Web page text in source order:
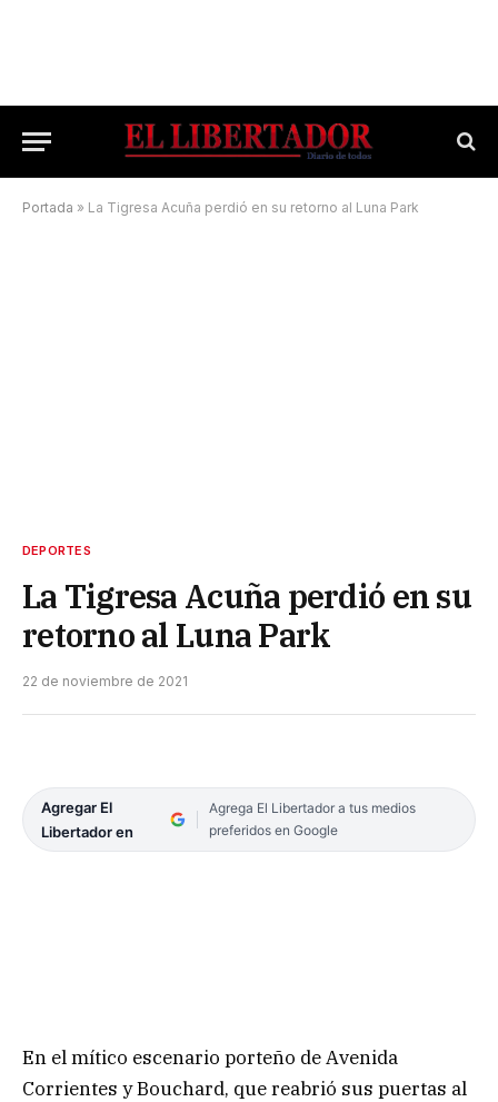
Portada » La Tigresa Acuña perdió en su retorno al Luna Park
DEPORTES
La Tigresa Acuña perdió en su
retorno al Luna Park
22 de noviembre de 2021
Agregar El
Libertador en
Agrega El Libertador a tus medios
preferidos en Google
En el mítico escenario porteño de Avenida
Corrientes y Bouchard, que reabrió sus puertas al